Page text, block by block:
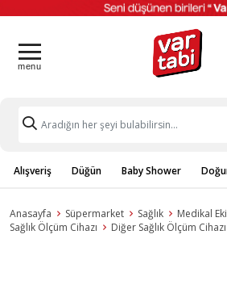
Alışveriş Düğün Baby Shower
Anasayfa Süpermarket Sağlık
Medikal
Sağlık Ölçüm Cihazı
Diğer Sağlık Ölçüm Cihazı